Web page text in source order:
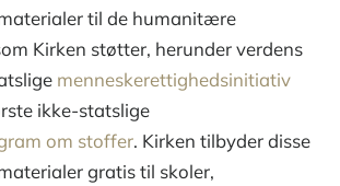
til de humanitære
Kirken støtter, herunder verdens
menneskerettighedsinitiativ
ikke-statslige
om stoffer. Kirken tilbyder disse
gratis til skoler,